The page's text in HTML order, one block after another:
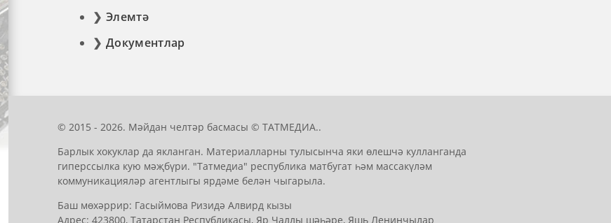
Элемтә
Документлар
© 2015 - 2026. Мәйдан челтәр басмасы © ТАТМЕДИА..
Барлык хокуклар да якланган. Материалларны тулысынча яки өлешчә кулланганда
гиперссылка кую мәҗбүри. "Татмедиа" республика матбугат һәм массакүләм
коммуникацияләр агентлыгы ярдәме белән чыгарыла.
Баш мөхәррир: Гасыймова Ризидә Алвирд кызы
Адрес: 423800, Татарстан Республикасы, Яр Чаллы шәһәре, Яшь Ленинчылар